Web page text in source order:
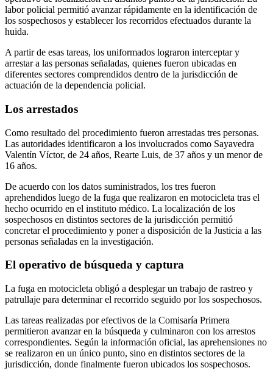
labor policial permitió avanzar rápidamente en la identificación de
los sospechosos y establecer los recorridos efectuados durante la
huida.
A partir de esas tareas, los uniformados lograron interceptar y
arrestar a las personas señaladas, quienes fueron ubicadas en
diferentes sectores comprendidos dentro de la jurisdicción de
actuación de la dependencia policial.
Los arrestados
Como resultado del procedimiento fueron arrestadas tres personas.
Las autoridades identificaron a los involucrados como Sayavedra
Valentín Víctor, de 24 años, Rearte Luis, de 37 años y un menor de
16 años.
De acuerdo con los datos suministrados, los tres fueron
aprehendidos luego de la fuga que realizaron en motocicleta tras el
hecho ocurrido en el instituto médico. La localización de los
sospechosos en distintos sectores de la jurisdicción permitió
concretar el procedimiento y poner a disposición de la Justicia a las
personas señaladas en la investigación.
El operativo de búsqueda y captura
La fuga en motocicleta obligó a desplegar un trabajo de rastreo y
patrullaje para determinar el recorrido seguido por los sospechosos.
Las tareas realizadas por efectivos de la Comisaría Primera
permitieron avanzar en la búsqueda y culminaron con los arrestos
correspondientes. Según la información oficial, las aprehensiones no
se realizaron en un único punto, sino en distintos sectores de la
jurisdicción, donde finalmente fueron ubicados los sospechosos.